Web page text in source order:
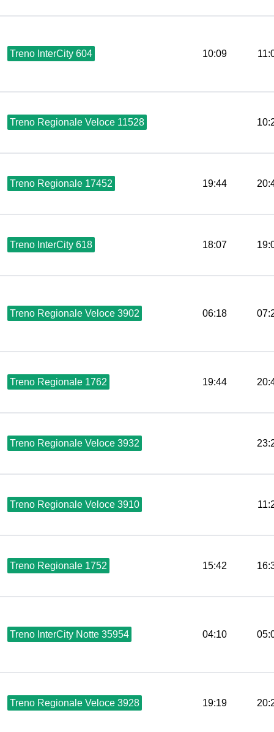
Treno InterCity 604 10:09
Treno Regionale Veloce 11528
Treno Regionale 17452 19:44
Treno InterCity 618 18:07
Treno Regionale Veloce 3902 06:18
Treno Regionale 1762 19:44
Treno Regionale Veloce 3932
Treno Regionale Veloce 3910
Treno Regionale 1752 15:42
Treno InterCity Notte 35954 04:10
Treno Regionale Veloce 3928 19:19